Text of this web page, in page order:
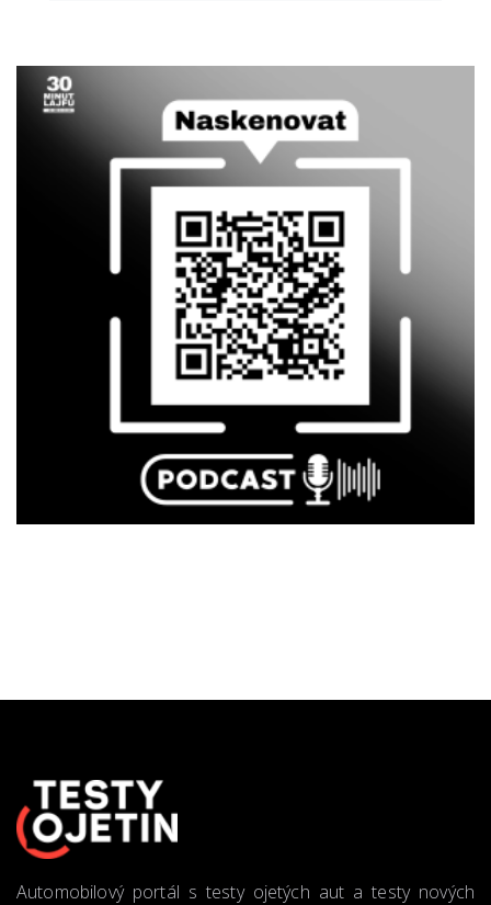
Automobilový portál s testy ojetých aut a testy nových